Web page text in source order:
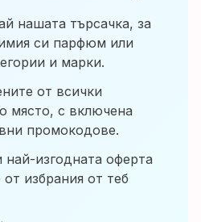
нашата търсачка, за
си парфюм или
и марки.
от всички
място, с включена
промокодове.
най-изгодната оферта
избрания от теб